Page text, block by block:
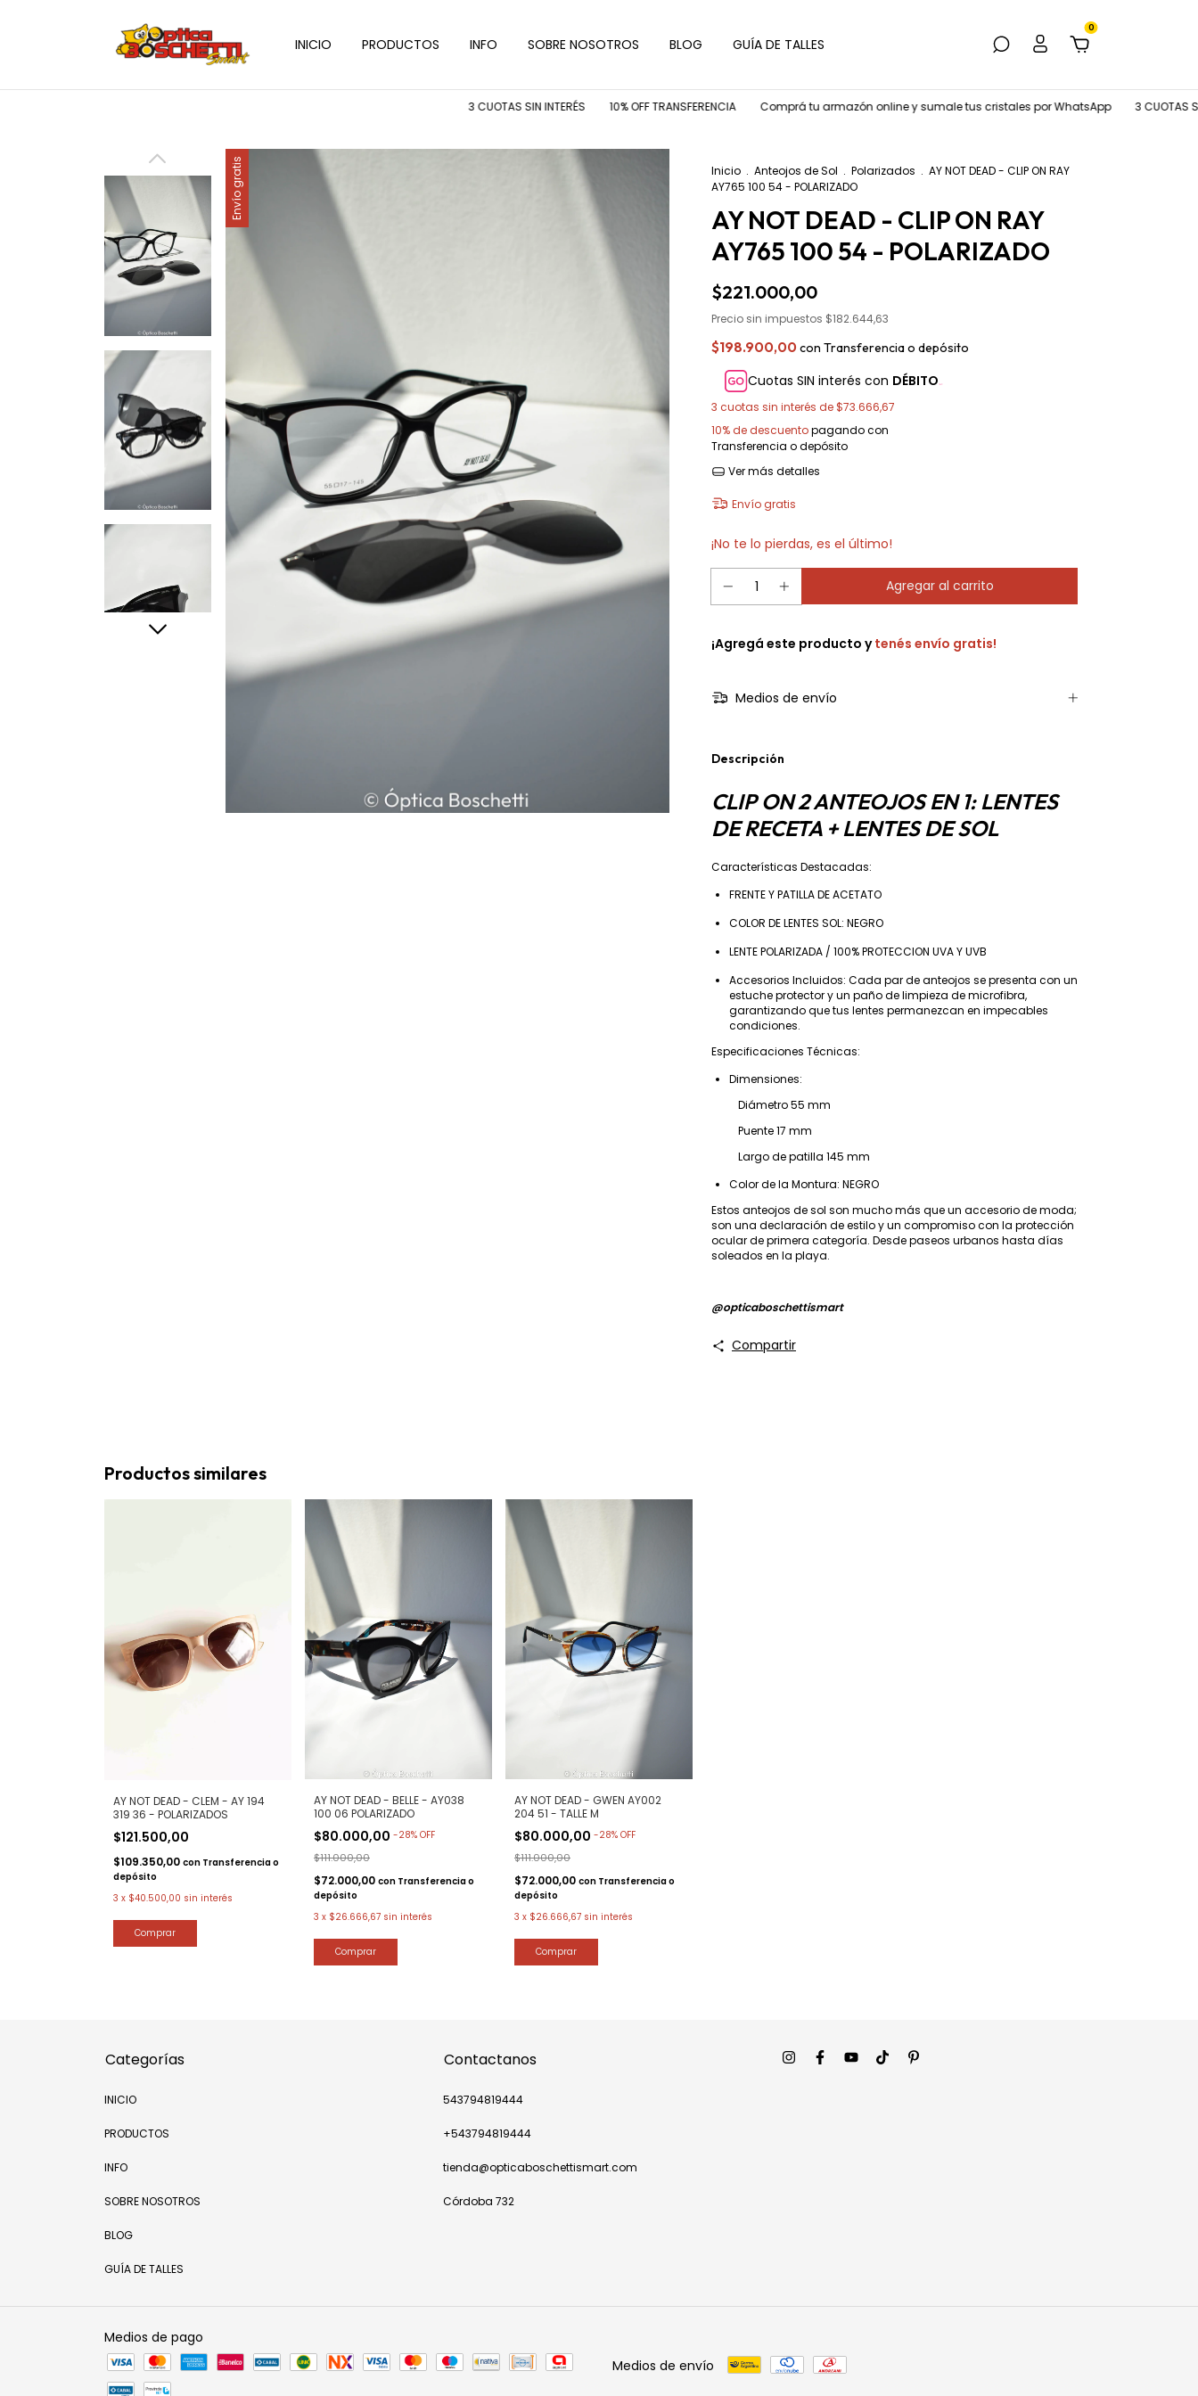
INICIO PRODUCTOS INFO SOBRE NOSOTROS BLOG GUÍA DE TALLES
0
3 CUOTAS SIN INTERÉS 10% OFF TRANSFERENCIA Comprá tu armazón online y sumale tus cristales por WhatsApp 3 CUOTAS SIN
Envío gratis Inicio . Anteojos de Sol . Polarizados . AY NOT DEAD - CLIP ON RAY
AY765 100 54 - POLARIZADO
AY NOT DEAD - CLIP ON RAY
AY765 100 54 - POLARIZADO
$221.000,00
Precio sin impuestos $182.644,63
$198.900,00con Transferencia o depósito
Cuotas SIN interés con DÉBITO
3 cuotas sin interés de$73.666,67
10% de descuentopagando con
Transferencia o depósito
Ver más detalles
Envío gratis
¡No te lo pierdas, es el último!
¡Agregá este producto ytenés envío gratis!
Medios de envío
Descripción
CLIP ON 2 ANTEOJOS EN 1: LENTES
DE RECETA + LENTES DE SOL
Características Destacadas:
FRENTE Y PATILLA DE ACETATO
COLOR DE LENTES SOL: NEGRO
LENTE POLARIZADA / 100% PROTECCION UVA Y UVB
Accesorios Incluidos: Cada par de anteojos se presenta con un
estuche protector y un paño de limpieza de microfibra,
garantizando que tus lentes permanezcan en impecables
condiciones.
Especificaciones Técnicas:
Dimensiones:
Diámetro 55 mm
Puente 17 mm
Largo de patilla 145 mm
Color de la Montura: NEGRO
Estos anteojos de sol son mucho más que un accesorio de moda;
son una declaración de estilo y un compromiso con la protección
ocular de primera categoría. Desde paseos urbanos hasta días
soleados en la playa.
@opticaboschettismart
Compartir
Productos similares
AY NOT DEAD - CLEM - AY 194
319 36 - POLARIZADOS
$121.500,00
$109.350,00 con Transferencia o
depósito
3 x $40.500,00 sin interés
AY NOT DEAD - BELLE - AY038
100 06 POLARIZADO
$80.000,00 -28% OFF
$111.000,00
$72.000,00 con Transferencia o
depósito
3 x $26.666,67 sin interés
AY NOT DEAD - GWEN AY002
204 51 - TALLE M
$80.000,00 -28% OFF
$111.000,00
$72.000,00 con Transferencia o
depósito
3 x $26.666,67 sin interés
Categorías
INICIO
PRODUCTOS
INFO
SOBRE NOSOTROS
BLOG
GUÍA DE TALLES
Contactanos
543794819444
+543794819444
tienda@opticaboschettismart.com
Córdoba 732
Medios de pago
Medios de envío